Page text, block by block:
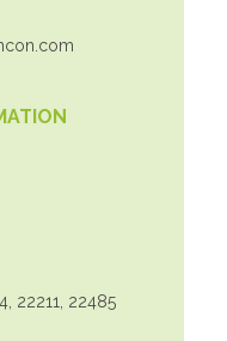
22211, 22485